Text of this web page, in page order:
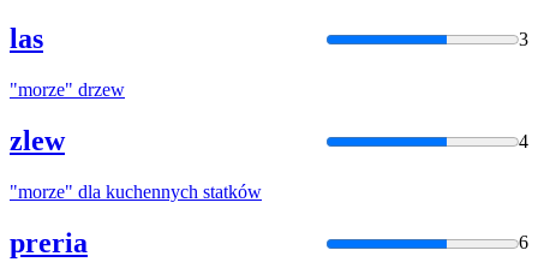
las 3
"morze" drzew
zlew 4
"morze" dla kuchennych statków
preria 6